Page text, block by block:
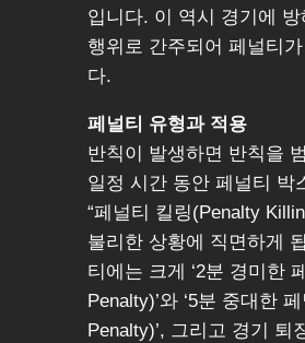
입니다. 이 역시 경기에 방
행위로 간주되어 페널티가
다.
페널티 유형과 적용
반칙이 발생하면 반칙을
일정 시간 동안 페널티 박
“페널티 킬링(Penalty
불리한 상황에 직면하게
티에는 크게 ‘2분 경미한
Penalty)’와 ‘5분 중대한
Penalty)’, 그리고 경기 퇴